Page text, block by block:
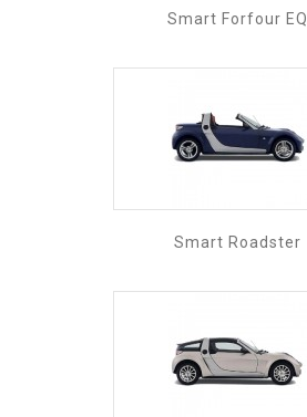
Smart Forfour EQ
Smart Roadster